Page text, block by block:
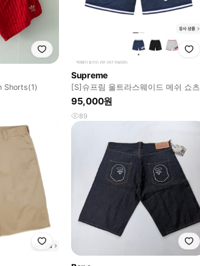
Shorts(1)
Supreme
[S]슈프림 울트라스웨이드 메쉬 쇼츠
네이비
95,000원
89